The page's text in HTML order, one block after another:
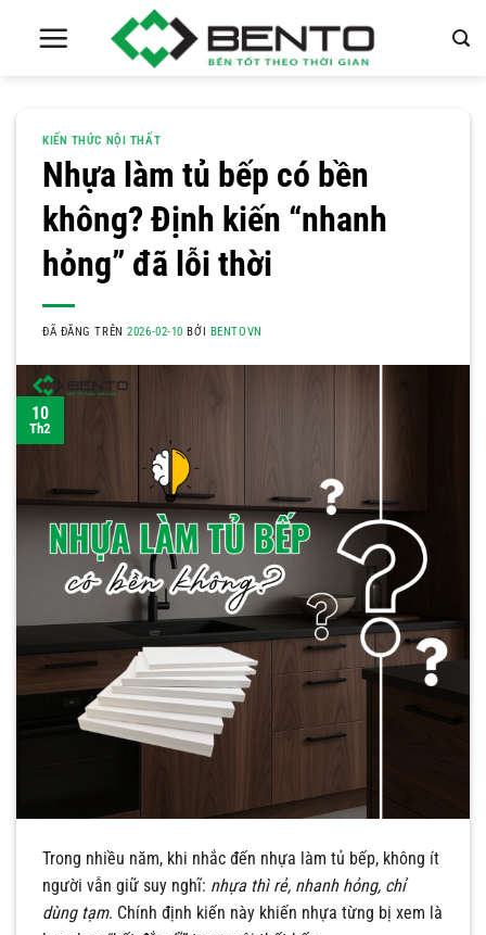
KIẾN THỨC NỘI THẤT
Nhựa làm tủ bếp có bền
không? Định kiến “nhanh
hỏng” đã lỗi thời
ĐÃ ĐĂNG TRÊN2026-02-10 BỞI BENTOVN
10
Th2
Trong nhiều năm, khi nhắc đến nhựa làm tủ bếp, không ít
người vẫn giữ suy nghĩ: nhựa thì rẻ, nhanh hỏng, chỉ
dùng tạm. Chính định kiến này khiến nhựa từng bị xem là